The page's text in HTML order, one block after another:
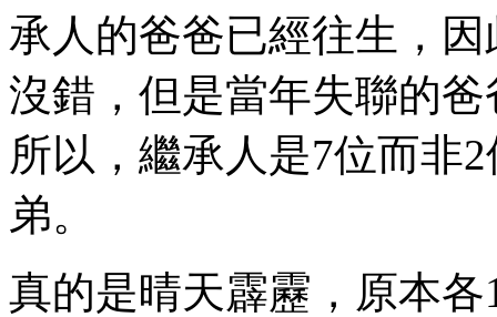
承人的爸爸已經往生，
沒錯，但是當年失聯的
所以，繼承人是7位而非
弟。
真的是晴天霹靂，原本